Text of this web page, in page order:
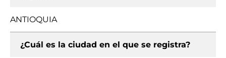
ANTIOQUIA
¿Cuál es la ciudad en el que se registra?